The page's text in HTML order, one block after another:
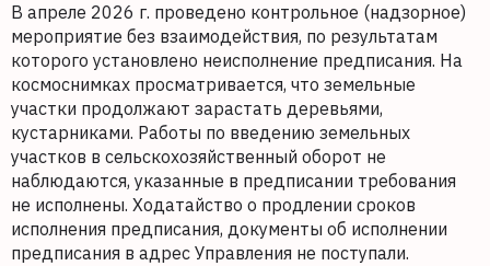
В апреле 2026 г. проведено контрольное (надзорное)
мероприятие без взаимодействия, по результатам
которого установлено неисполнение предписания. На
космоснимках просматривается, что земельные
участки продолжают зарастать деревьями,
кустарниками. Работы по введению земельных
участков в сельскохозяйственный оборот не
наблюдаются, указанные в предписании требования
не исполнены. Ходатайство о продлении сроков
исполнения предписания, документы об исполнении
предписания в адрес Управления не поступали.